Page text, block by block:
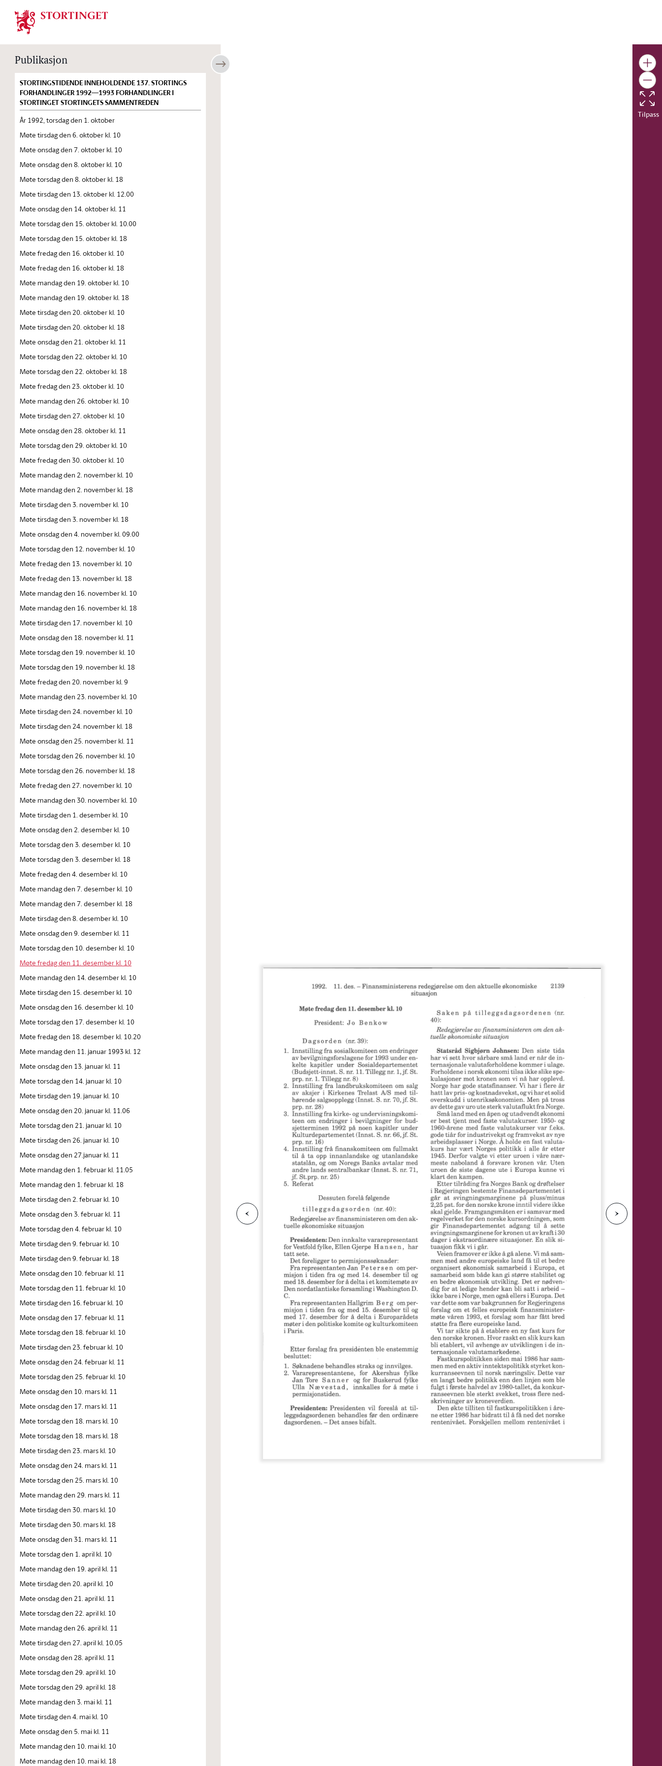
Stortinget.no
Publikasjon
STORTINGSTIDENDE INNEHOLDENDE 137. STORTINGS
FORHANDLINGER 1992—1993 FORHANDLINGER I
STORTINGET STORTINGETS SAMMENTREDEN
År 1992, torsdag den 1. oktober
Møte tirsdag den 6. oktober kl. 10
Møte onsdag den 7. oktober kl. 10
Møte onsdag den 8. oktober kl. 10
Møte torsdag den 8. oktober kl. 18
Møte tirsdag den 13. oktober kl. 12.00
Møte onsdag den 14. oktober kl. 11
Møte torsdag den 15. oktober kl. 10.00
Møte torsdag den 15. oktober kl. 18
Møte fredag den 16. oktober kl. 10
Møte fredag den 16. oktober kl. 18
Møte mandag den 19. oktober kl. 10
Møte mandag den 19. oktober kl. 18
Møte tirsdag den 20. oktober kl. 10
Møte tirsdag den 20. oktober kl. 18
Møte onsdag den 21. oktober kl. 11
Møte torsdag den 22. oktober kl. 10
Møte torsdag den 22. oktober kl. 18
Møte fredag den 23. oktober kl. 10
Møte mandag den 26. oktober kl. 10
Møte tirsdag den 27. oktober kl. 10
Møte onsdag den 28. oktober kl. 11
Møte torsdag den 29. oktober kl. 10
Møte fredag den 30. oktober kl. 10
Møte mandag den 2. november kl. 10
Møte mandag den 2. november kl. 18
Møte tirsdag den 3. november kl. 10
Møte tirsdag den 3. november kl. 18
Møte onsdag den 4. november kl. 09.00
Møte torsdag den 12. november kl. 10
Møte fredag den 13. november kl. 10
Møte fredag den 13. november kl. 18
Møte mandag den 16. november kl. 10
Møte mandag den 16. november kl. 18
Møte tirsdag den 17. november kl. 10
Møte onsdag den 18. november kl. 11
Møte torsdag den 19. november kl. 10
Møte torsdag den 19. november kl. 18
Møte fredag den 20. november kl. 9
Møte mandag den 23. november kl. 10
Møte tirsdag den 24. november kl. 10
Møte tirsdag den 24. november kl. 18
Møte onsdag den 25. november kl. 11
Møte torsdag den 26. november kl. 10
Møte torsdag den 26. november kl. 18
Møte fredag den 27. november kl. 10
Møte mandag den 30. november kl. 10
Møte tirsdag den 1. desember kl. 10
Møte onsdag den 2. desember kl. 10
Møte torsdag den 3. desember kl. 10
Møte torsdag den 3. desember kl. 18
Møte fredag den 4. desember kl. 10
Møte mandag den 7. desember kl. 10
Møte mandag den 7. desember kl. 18
Møte tirsdag den 8. desember kl. 10
Møte onsdag den 9. desember kl. 11
Møte torsdag den 10. desember kl. 10
Møte fredag den 11. desember kl. 10
Møte mandag den 14. desember kl. 10
Møte tirsdag den 15. desember kl. 10
Møte onsdag den 16. desember kl. 10
Møte torsdag den 17. desember kl. 10
Møte fredag den 18. desember kl. 10.20
Møte mandag den 11. januar 1993 kl. 12
Møte onsdag den 13. januar kl. 11
Møte torsdag den 14. januar kl. 10
Møte tirsdag den 19. januar kl. 10
Møte onsdag den 20. januar kl. 11.06
Møte torsdag den 21. januar kl. 10
Møte tirsdag den 26. januar kl. 10
Møte onsdag den 27.januar kl. 11
Møte mandag den 1. februar kl. 11.05
Møte mandag den 1. februar kl. 18
Møte tirsdag den 2. februar kl. 10
Møte onsdag den 3. februar kl. 11
Møte torsdag den 4. februar kl. 10
Møte tirsdag den 9. februar kl. 10
Møte tirsdag den 9. februar kl. 18
Møte onsdag den 10. februar kl. 11
Møte torsdag den 11. februar kl. 10
Møte tirsdag den 16. februar kl. 10
Møte onsdag den 17. februar kl. 11
Møte torsdag den 18. februar kl. 10
Møte tirsdag den 23. februar kl. 10
Møte onsdag den 24. februar kl. 11
Møte torsdag den 25. februar kl. 10
Møte onsdag den 10. mars kl. 11
Møte onsdag den 17. mars kl. 11
Møte torsdag den 18. mars kl. 10
Møte torsdag den 18. mars kl. 18
Møte tirsdag den 23. mars kl. 10
Møte onsdag den 24. mars kl. 11
Møte torsdag den 25. mars kl. 10
Møte mandag den 29. mars kl. 11
Møte tirsdag den 30. mars kl. 10
Møte tirsdag den 30. mars kl. 18
Møte onsdag den 31. mars kl. 11
Møte torsdag den 1. april kl. 10
Møte mandag den 19. april kl. 11
Møte tirsdag den 20. april kl. 10
Møte onsdag den 21. april kl. 11
Møte torsdag den 22. april kl. 10
Møte mandag den 26. april kl. 11
Møte tirsdag den 27. april kl. 10.05
Møte onsdag den 28. april kl. 11
Møte torsdag den 29. april kl. 10
Møte torsdag den 29. april kl. 18
Møte mandag den 3. mai kl. 11
Møte tirsdag den 4. mai kl. 10
Møte onsdag den 5. mai kl. 11
Møte mandag den 10. mai kl. 10
Møte mandag den 10. mai kl. 18
F
o
rr
i
g
e
s
i
de N
e
s
t
e
s
i
d
e